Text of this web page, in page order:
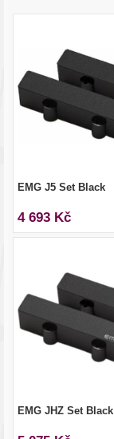
EMG J5 Set Black
4 693 Kč
EMG JHZ Set Black